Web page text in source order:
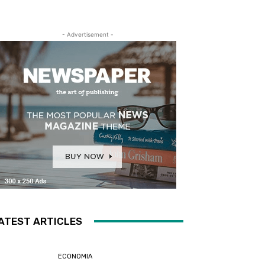
- Advertisement -
ARTICLES
ECONOMIA